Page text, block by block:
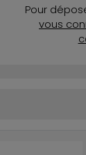
Pour
vous